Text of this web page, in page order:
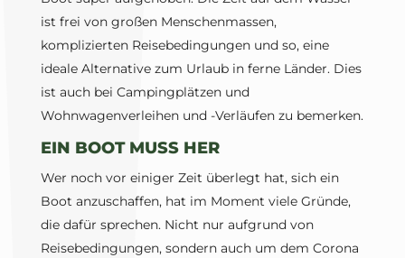
ist frei von großen Menschenmassen,
komplizierten Reisebedingungen und so, eine
ideale Alternative zum Urlaub in ferne Länder. Dies
ist auch bei Campingplätzen und
Wohnwagenverleihen und -Verläufen zu bemerken.
EIN BOOT MUSS HER
Wer noch vor einiger Zeit überlegt hat, sich ein
Boot anzuschaffen, hat im Moment viele Gründe,
die dafür sprechen. Nicht nur aufgrund von
Reisebedingungen, sondern auch um dem Corona